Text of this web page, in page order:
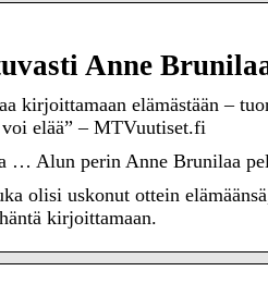
Anne
elämästään –
elää” – MTVuutiset.fi
… Alun perin Anne Brunilaa
olisi uskonut ottein
kirjoittamaan.